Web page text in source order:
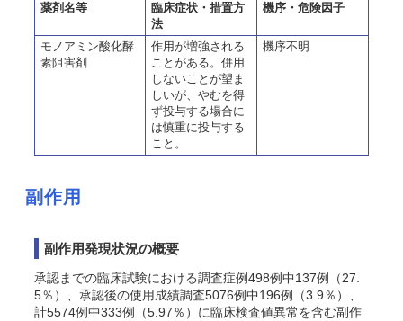
薬剤名等
臨床症状・措置方
法
機序・危険因子
モノアミン酸化酵
素阻害剤
作用が増強される
ことがある。併用
しないことが望ま
しいが、やむを得
ず投与する場合に
は慎重に投与する
こと。
機序不明
副作用
副作用発現状況の概要
承認までの臨床試験における調査症例498例中137例（27.
5％）、承認後の使用成績調査5076例中196例（3.9％）、
計5574例中333例（5.97％）に臨床検査値異常を含む副作